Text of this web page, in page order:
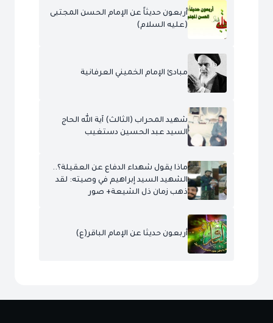
أربعون حديثاً عن الإمام الحسن المجتبى
(عليه السلام)
مبادئ الإمام الخميني العرفانية
شهيد المحراب (الثالث) آية الله الحاج
السيد عبد الحسين دستغيب
ماذا يقول شهداء الدفاع عن العقيلة؟..
الشهيد السيد إبراهيم في وصيته: لقد
ذهب زمان ذل الشيعة+ صور
أربعون حديثا عن الإمام الباقر(ع)